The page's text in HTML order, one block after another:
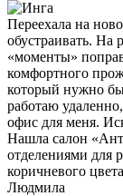
Переехала на
обустраивать. На
«моменты»
комфортного
который нужно
работаю
офис для меня.
Нашла салон
отделениями для
коричневого
Людмила